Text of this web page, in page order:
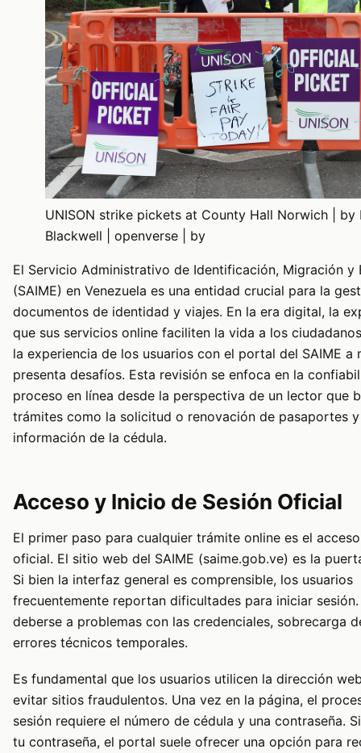
UNISON strike pickets at County Hall Norwich | by
Blackwell | openverse | by
El Servicio Administrativo de Identificación, Migración y
(SAIME) en Venezuela es una entidad crucial para la
documentos de identidad y viajes. En la era digital, la
que sus servicios online faciliten la vida a los
la experiencia de los usuarios con el portal del SAIME a
presenta desafíos. Esta revisión se enfoca en la
proceso en línea desde la perspectiva de un lector que
trámites como la solicitud o renovación de pasaportes
información de la cédula.
Acceso y Inicio de Sesión Oficial
El primer paso para cualquier trámite online es el
oficial. El sitio web del SAIME (saime.gob.ve) es la
Si bien la interfaz general es comprensible, los usuarios
frecuentemente reportan dificultades para iniciar
deberse a problemas con las credenciales, sobrecarga
errores técnicos temporales.
Es fundamental que los usuarios utilicen la dirección
evitar sitios fraudulentos. Una vez en la página, el
sesión requiere el número de cédula y una contraseña.
tu contraseña, el portal suele ofrecer una opción para